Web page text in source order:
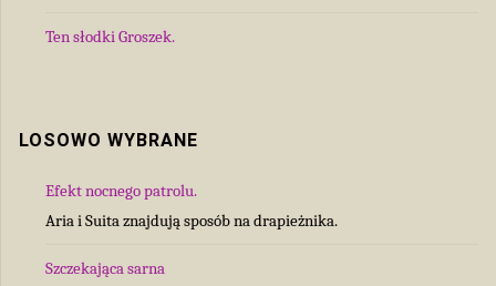
Ten słodki Groszek.
LOSOWO WYBRANE
Efekt nocnego patrolu.
Aria i Suita znajdują sposób na drapieżnika.
Szczekająca sarna